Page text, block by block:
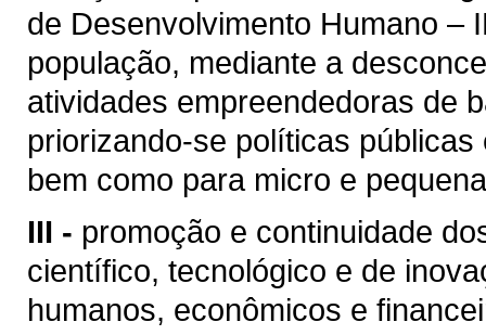
de Desenvolvimento Humano –
população, mediante a
atividades empreendedoras de
priorizando-se políticas
bem como para micro e
III - promoção e continuidade
científico, tecnológico e de
humanos, econômicos e